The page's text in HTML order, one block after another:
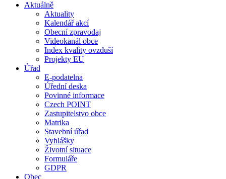
Aktuálně
Aktuality
Kalendář akcí
Obecní zpravodaj
Videokanál obce
Index kvality ovzduší
Projekty EU
Úřad
E-podatelna
Úřední deska
Povinné informace
Czech POINT
Zastupitelstvo obce
Matrika
Stavební úřad
Vyhlášky
Životní situace
Formuláře
GDPR
Obec